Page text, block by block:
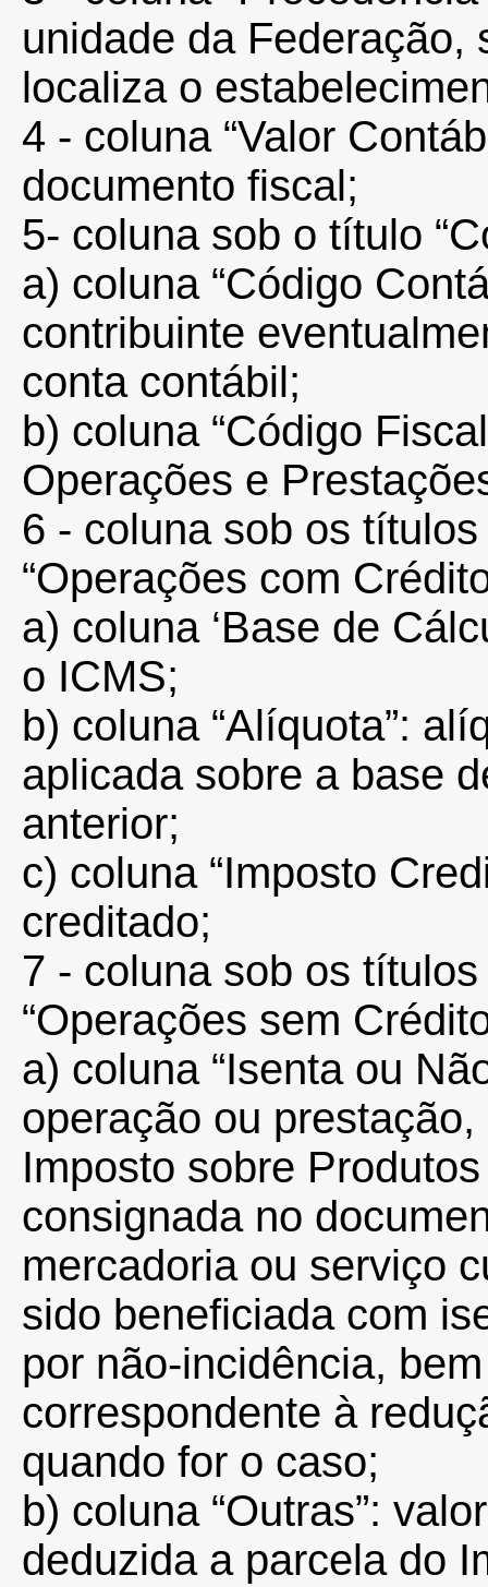
unidade da Federação,
localiza o
4 - coluna “Valor
documento fiscal;
5- coluna sob o título
a) coluna “Código
contribuinte
conta contábil;
b) coluna “Código
Operações e
6 - coluna sob os títulos
“Operações com
a) coluna ‘Base de
o ICMS;
b) coluna “Alíquota”:
aplicada sobre a base
anterior;
c) coluna “Imposto
creditado;
7 - coluna sob os títulos
“Operações sem
a) coluna “Isenta ou
operação ou
Imposto sobre
consignada no
mercadoria ou serviço
sido beneficiada com
por não-incidência,
correspondente à
quando for o caso;
b) coluna “Outras”:
deduzida a parcela do